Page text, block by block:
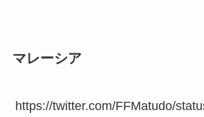
マレーシア
https://twitter.com/FFMatudo/